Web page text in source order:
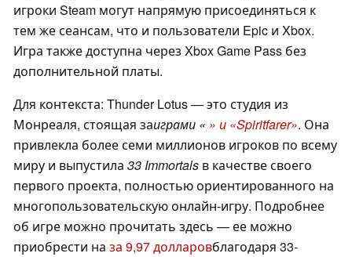
игроки Steam могут напрямую присоединяться к
тем же сеансам, что и пользователи Epic и Xbox.
Игра также доступна через Xbox Game Pass без
дополнительной платы.
Для контекста: Thunder Lotus — это студия из
Монреаля, стоящая заиграми « » и «Spiritfarer». Она
привлекла более семи миллионов игроков по всему
миру и выпустила 33 Immortals в качестве своего
первого проекта, полностью ориентированного на
многопользовательскую онлайн-игру. Подробнее
об игре можно прочитать здесь — ее можно
приобрести на за 9,97 долларовблагодаря 33-